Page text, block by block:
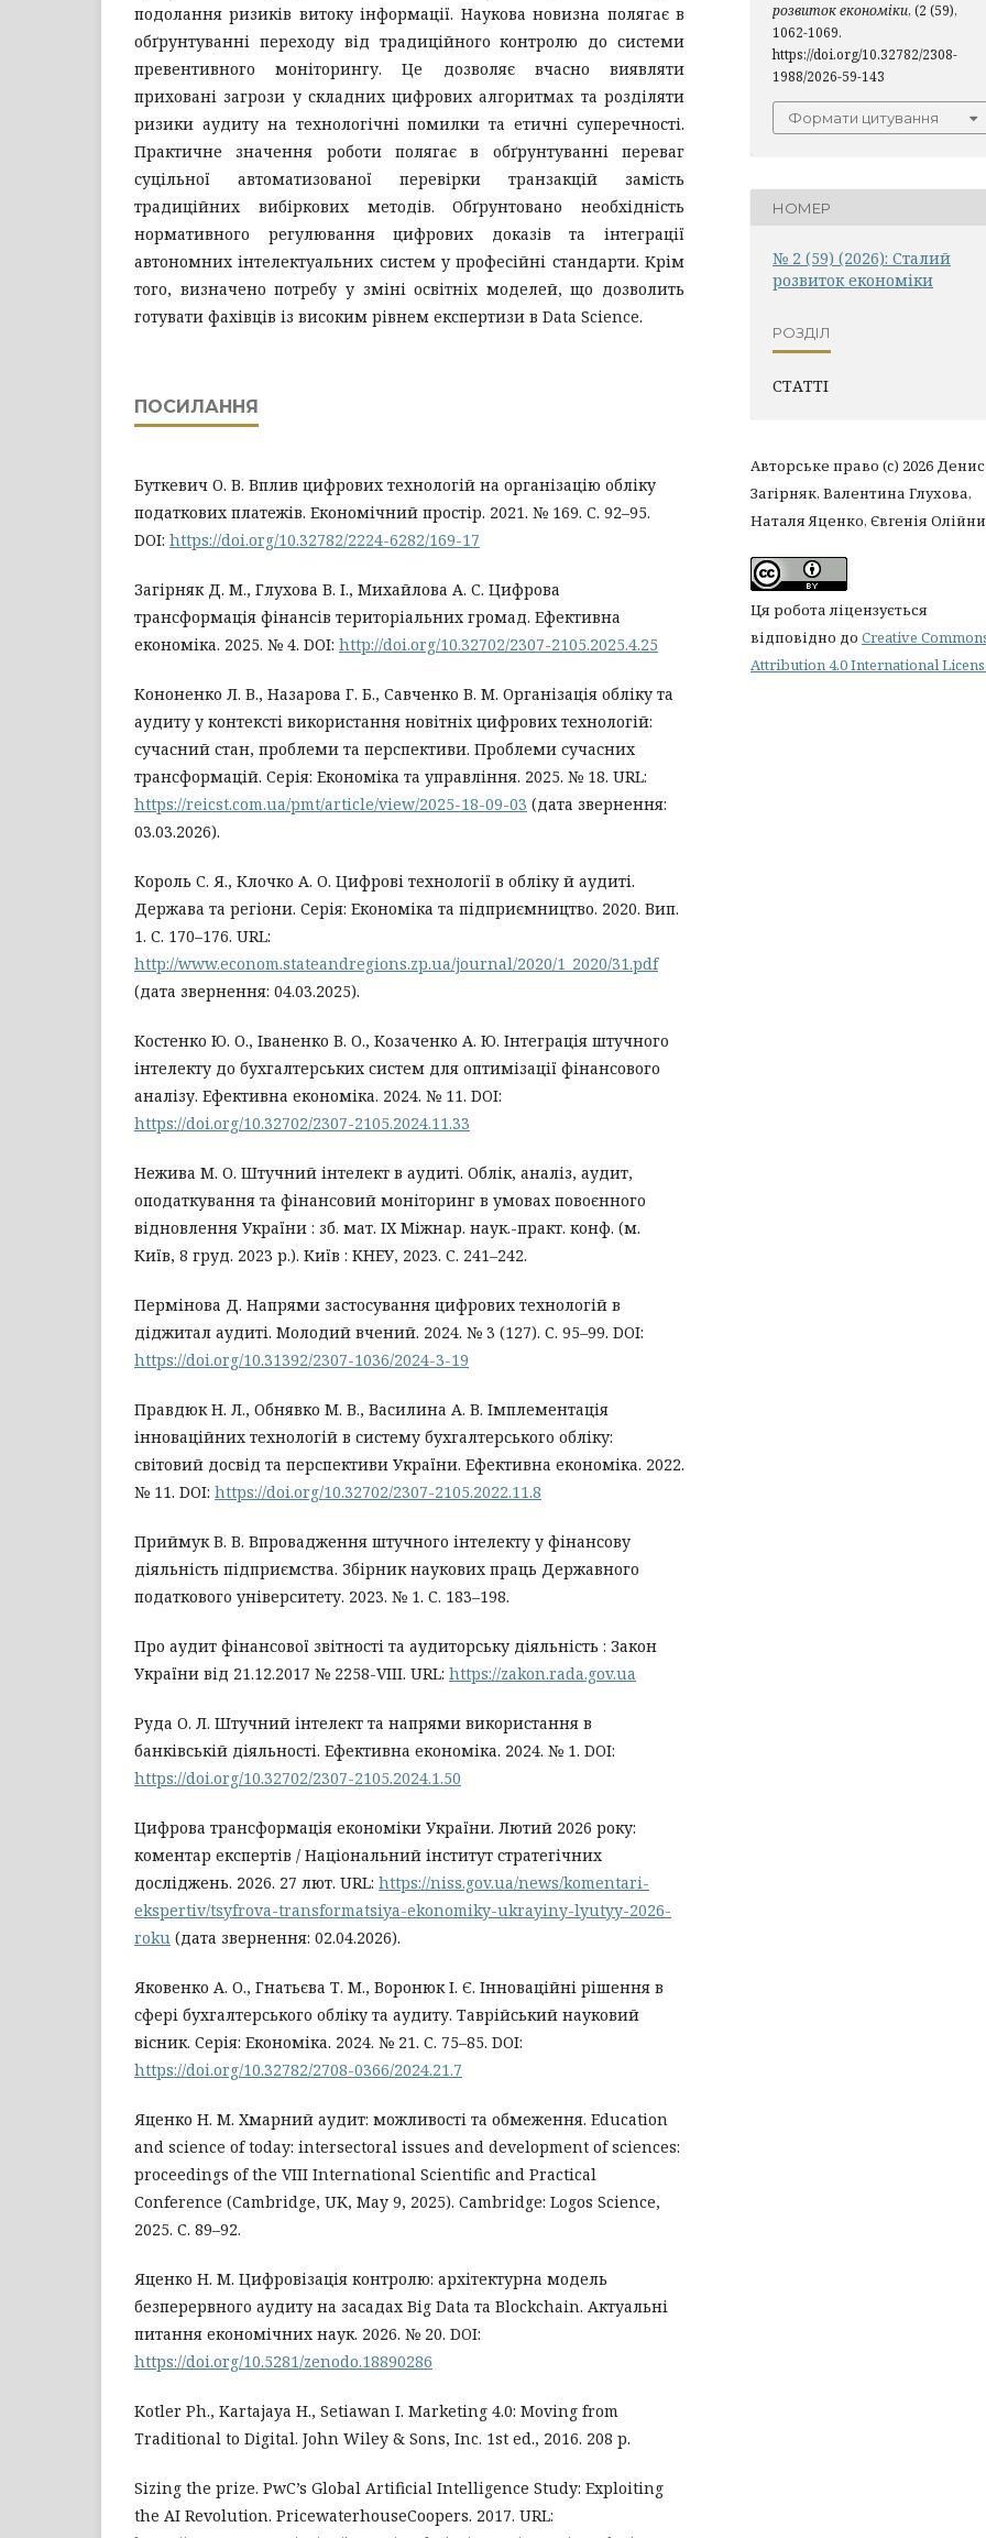
подолання ризиків витоку інформації. Наукова новизна полягає в
обґрунтуванні переходу від традиційного контролю до системи
превентивного моніторингу. Це дозволяє вчасно виявляти
приховані загрози у складних цифрових алгоритмах та розділяти
ризики аудиту на технологічні помилки та етичні суперечності.
Практичне значення роботи полягає в обґрунтуванні переваг
суцільної автоматизованої перевірки транзакцій замість
традиційних вибіркових методів. Обґрунтовано необхідність
нормативного регулювання цифрових доказів та інтеграції
автономних інтелектуальних систем у професійні стандарти. Крім
того, визначено потребу у зміні освітніх моделей, що дозволить
готувати фахівців із високим рівнем експертизи в Data Science.
ПОСИЛАННЯ
Буткевич О. В. Вплив цифрових технологій на організацію обліку
податкових платежів. Економічний простір. 2021. № 169. С. 92–95.
DOI: https://doi.org/10.32782/2224-6282/169-17
Загірняк Д. М., Глухова В. І., Михайлова А. С. Цифрова
трансформація фінансів територіальних громад. Ефективна
економіка. 2025. № 4. DOI: http://doi.org/10.32702/2307-2105.2025.4.25
Кононенко Л. В., Назарова Г. Б., Савченко В. М. Організація обліку та
аудиту у контексті використання новітніх цифрових технологій:
сучасний стан, проблеми та перспективи. Проблеми сучасних
трансформацій. Серія: Економіка та управління. 2025. № 18. URL:
https://reicst.com.ua/pmt/article/view/2025-18-09-03 (дата звернення:
03.03.2026).
Король С. Я., Клочко А. О. Цифрові технології в обліку й аудиті.
Держава та регіони. Серія: Економіка та підприємництво. 2020. Вип.
1. С. 170–176. URL:
http://www.econom.stateandregions.zp.ua/journal/2020/1_2020/31.pdf
(дата звернення: 04.03.2025).
Костенко Ю. О., Іваненко В. О., Козаченко А. Ю. Інтеграція штучного
інтелекту до бухгалтерських систем для оптимізації фінансового
аналізу. Ефективна економіка. 2024. № 11. DOI:
https://doi.org/10.32702/2307-2105.2024.11.33
Нежива М. О. Штучний інтелект в аудиті. Облік, аналіз, аудит,
оподаткування та фінансовий моніторинг в умовах повоєнного
відновлення України : зб. мат. ІХ Міжнар. наук.-практ. конф. (м.
Київ, 8 груд. 2023 р.). Київ : КНЕУ, 2023. С. 241–242.
Пермінова Д. Напрями застосування цифрових технологій в
діджитал аудиті. Молодий вчений. 2024. № 3 (127). С. 95–99. DOI:
https://doi.org/10.31392/2307-1036/2024-3-19
Правдюк Н. Л., Обнявко М. В., Василина А. В. Імплементація
інноваційних технологій в систему бухгалтерського обліку:
світовий досвід та перспективи України. Ефективна економіка. 2022.
№ 11. DOI: https://doi.org/10.32702/2307-2105.2022.11.8
Приймук В. В. Впровадження штучного інтелекту у фінансову
діяльність підприємства. Збірник наукових праць Державного
податкового університету. 2023. № 1. С. 183–198.
Про аудит фінансової звітності та аудиторську діяльність : Закон
України від 21.12.2017 № 2258-VIII. URL: https://zakon.rada.gov.ua
Руда О. Л. Штучний інтелект та напрями використання в
банківській діяльності. Ефективна економіка. 2024. № 1. DOI:
https://doi.org/10.32702/2307-2105.2024.1.50
Цифрова трансформація економіки України. Лютий 2026 року:
коментар експертів / Національний інститут стратегічних
досліджень. 2026. 27 лют. URL: https://niss.gov.ua/news/komentari-
ekspertiv/tsyfrova-transformatsiya-ekonomiky-ukrayiny-lyutyy-2026-
roku (дата звернення: 02.04.2026).
Яковенко А. О., Гнатьєва Т. М., Воронюк І. Є. Інноваційні рішення в
сфері бухгалтерського обліку та аудиту. Таврійський науковий
вісник. Серія: Економіка. 2024. № 21. С. 75–85. DOI:
https://doi.org/10.32782/2708-0366/2024.21.7
Яценко Н. М. Хмарний аудит: можливості та обмеження. Education
and science of today: intersectoral issues and development of sciences:
proceedings of the VIII International Scientific and Practical
Conference (Cambridge, UK, May 9, 2025). Cambridge: Logos Science,
2025. С. 89–92.
Яценко Н. М. Цифровізація контролю: архітектурна модель
безперервного аудиту на засадах Big Data та Blockchain. Актуальні
питання економічних наук. 2026. № 20. DOI:
https://doi.org/10.5281/zenodo.18890286
Kotler Ph., Kartajaya H., Setiawan I. Marketing 4.0: Moving from
Traditional to Digital. John Wiley & Sons, Inc. 1st ed., 2016. 208 p.
Sizing the prize. PwC’s Global Artificial Intelligence Study: Exploiting
the AI Revolution. PricewaterhouseCoopers. 2017. URL:
розвиток економіки, (2 (59),
1062-1069.
https://doi.org/10.32782/2308-
1988/2026-59-143
Формати цитування
НОМЕР
№ 2 (59) (2026): Сталий
розвиток економіки
РОЗДІЛ
СТАТТІ
Авторське право (c) 2026 Денис
Загірняк, Валентина Глухова,
Наталя Яценко, Євгенія
Ця робота ліцензується
відповідно до Creative
Attribution 4.0 International